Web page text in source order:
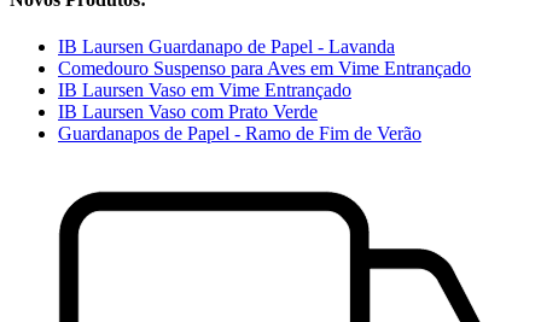
IB Laursen Guardanapo de Papel - Lavanda
Comedouro Suspenso para Aves em Vime Entrançado
IB Laursen Vaso em Vime Entrançado
IB Laursen Vaso com Prato Verde
Guardanapos de Papel - Ramo de Fim de Verão